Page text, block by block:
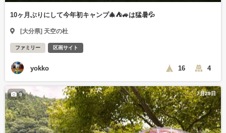
10ヶ月ぶりにして今年初キャンプ🎄⛺🚙は猛暑💦
[大分県] 天空の杜
ファミリー 区画サイト
yokko 16 4
7月29日
9